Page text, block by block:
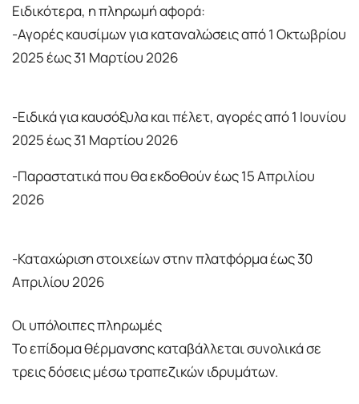
Ειδικότερα, η πληρωμή αφορά:
-Αγορές καυσίμων για καταναλώσεις από 1 Οκτωβρίου
2025 έως 31 Μαρτίου 2026
-Ειδικά για καυσόξυλα και πέλετ, αγορές από 1 Ιουνίου
2025 έως 31 Μαρτίου 2026
-Παραστατικά που θα εκδοθούν έως 15 Απριλίου
2026
-Καταχώριση στοιχείων στην πλατφόρμα έως 30
Απριλίου 2026
Οι υπόλοιπες πληρωμές
Το επίδομα θέρμανσης καταβάλλεται συνολικά σε
τρεις δόσεις μέσω τραπεζικών ιδρυμάτων.